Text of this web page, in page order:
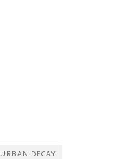
URBAN DECAY